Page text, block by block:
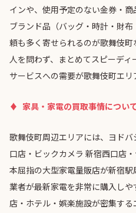
インや、使用予定のない金券・
ブランド品（バッグ・時計・財
頼も多く寄せられるのが歌舞伎
人を問わず、まとめてスピーデ
サービスへの需要が歌舞伎町エリ
家具・家電の買取事情につい
歌舞伎町周辺エリアには、ヨド
口店・ビックカメラ 新宿西口店
本屈指の大型家電量販店が新宿
業者が最新家電を非常に購入し
店・ホテル・娯楽施設が密集す